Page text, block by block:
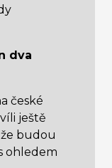
dva
české
ještě
budou
ohledem